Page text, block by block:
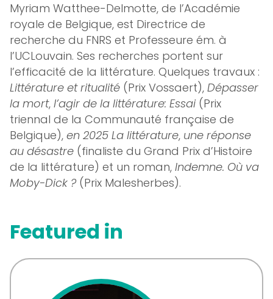
Myriam Watthee-Delmotte, de l’Académie
royale de Belgique, est Directrice de
recherche du FNRS et Professeure ém. à
l’UCLouvain. Ses recherches portent sur
l’efficacité de la littérature. Quelques travaux :
Littérature et ritualité (Prix Vossaert), Dépasser
la mort, l’agir de la littérature: Essai(Prix
triennal de la Communauté française de
Belgique), en 2025 La littérature, une réponse
au désastre (finaliste du Grand Prix d’Histoire
de la littérature) et un roman, Indemne. Où va
Moby-Dick ?(Prix Malesherbes).
Featured in